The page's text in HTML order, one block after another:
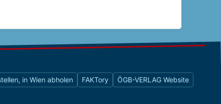
in Wien abholen FAKTory ÖGB-VERLAG Website